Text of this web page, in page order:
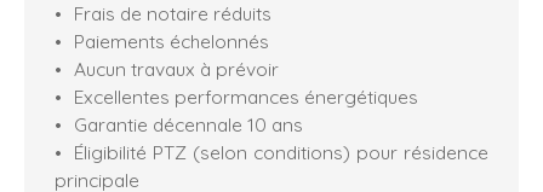
Frais de notaire réduits
Paiements échelonnés
Aucun travaux à prévoir
Excellentes performances énergétiques
Garantie décennale 10 ans
Éligibilité PTZ (selon conditions) pour résidence
principale